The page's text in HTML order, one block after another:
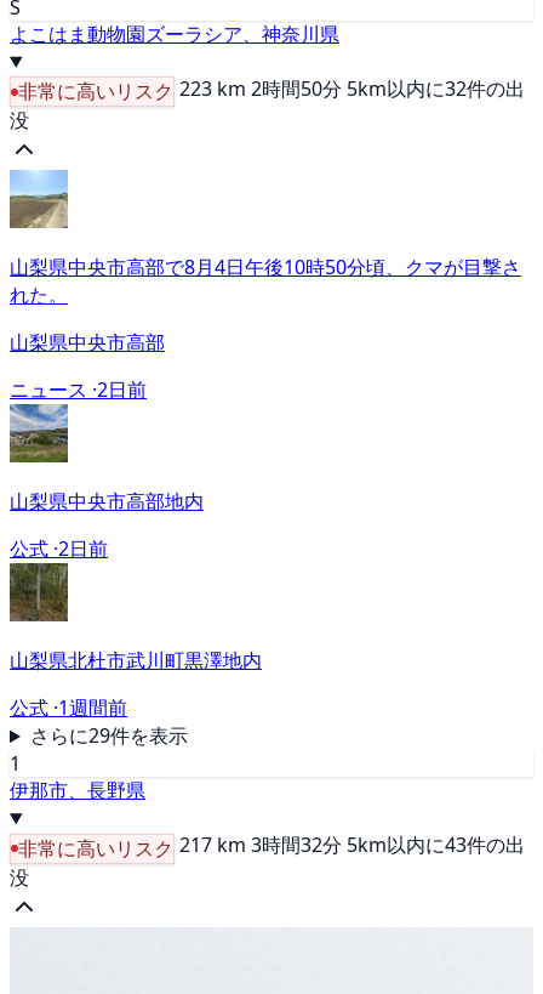
S
よこはま動物園ズーラシア、神奈川県
非常に高いリスク 223 km 2時間50分 5km以内に32件の出
没
山梨県中央市高部で8月4日午後10時50分頃、クマが目撃さ
れた。
山梨県中央市高部
ニュース ·2日前
山梨県中央市高部地内
公式 ·2日前
山梨県北杜市武川町黒澤地内
公式 ·1週間前
さらに29件を表示
1
伊那市、長野県
非常に高いリスク 217 km 3時間32分 5km以内に43件の出
没